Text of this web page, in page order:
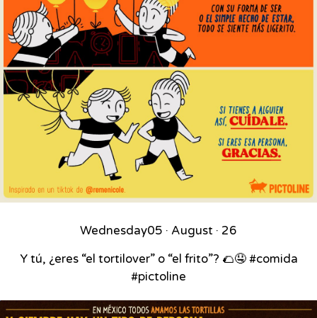
Wednesday05 · August · 26
Y tú, ¿eres “el tortilover” o “el frito”? 🌮🤤 #comida
#pictoline